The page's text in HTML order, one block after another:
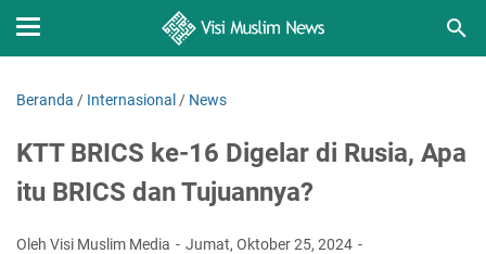
Beranda / Internasional / News
KTT BRICS ke-16 Digelar di Rusia, Apa
itu BRICS dan Tujuannya?
Oleh Visi Muslim Media
Jumat, Oktober 25, 2024